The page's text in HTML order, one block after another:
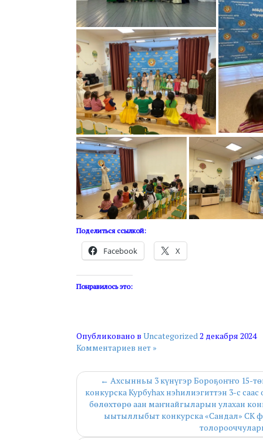
Поделиться ссылкой:
Facebook X
Понравилось это:
Опубликовано в Uncategorized2 декабря 2024
Комментариев нет »
← Ахсынньы 3 күнүгэр Бороҕоҥҥо 15-
конкурска Курбуһах нэһилиэгиттэн 3-с
бөлөхтөрө аан маҥнайгыларын улахан
ыытыллыбыт конкурска «Сандал» СК